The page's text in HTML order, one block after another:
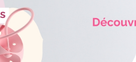
SITE FRANÇAIS
ET À LA RÉÉDUCATION